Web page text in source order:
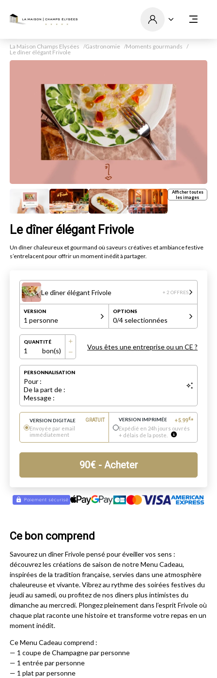
La Maison Champs Elysées Gastronomie
Moments gourmands
Le dîner élégant Frivole
Afficher toutes
les images
Le dîner élégant Frivole
Un dîner chaleureux et gourmand où saveurs créatives et ambiance festive
s’entrelacent pour offrir un moment inédit à partager.
Le dîner élégant Frivole + 2 OFFRES
VERSION
1 personne
OPTIONS
0/4 selectionnées
QUANTITÉ
1 bon(s) Vous êtes une entreprise ou un CE ?
PERSONNALISATION
Pour :
De la part de :
Message :
VERSION DIGITALE GRATUIT
Envoyée par email
immédiatement
VERSION IMPRIMÉE +5.99€*
Expédié en 24h jours ouvrés
+ délais de la poste.
90€- Acheter
Ce bon comprend
Savourez un dîner Frivole pensé pour éveiller vos sens :
découvrez les créations de saison de notre Menu Cadeau,
inspirées de la tradition française, servies dans une atmosphère
chaleureuse et vivante. Vibrez au rythme des soirées festives du
jeudi au samedi, ou profitez de nos dîners plus intimistes du
dimanche au mercredi. Plongez pleinement dans l’esprit Frivole où
chaque plat raconte une histoire et transforme votre repas en un
moment inédit.
Ce Menu Cadeau comprend :
— 1 coupe de Champagne par personne
— 1 entrée par personne
— 1 plat par personne